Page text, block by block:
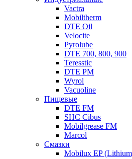
Vactra
Mobiltherm
DTE Oil
Velocite
Pyrolube
DTE 700, 800, 900
Teresstic
DTE PM
Wyrol
Vacuoline
Пищевые
DTE FM
SHC Cibus
Mobilgrease FM
Marcol
Смазки
Mobilux EP